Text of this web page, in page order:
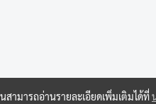
ามารถอ่านรายละเอียดเพิ่มเติมได้ที่